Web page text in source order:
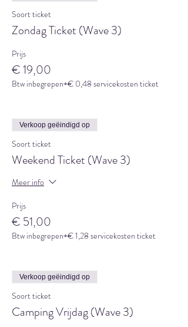
Soort ticket
Zondag Ticket (Wave 3)
Prijs
€ 19,00
Btw inbegrepen+€ 0,48 servicekosten ticket
Verkoop geëindigd op
Soort ticket
Weekend Ticket (Wave 3)
Meer info
Prijs
€ 51,00
Btw inbegrepen+€ 1,28 servicekosten ticket
Verkoop geëindigd op
Soort ticket
Camping Vrijdag (Wave 3)